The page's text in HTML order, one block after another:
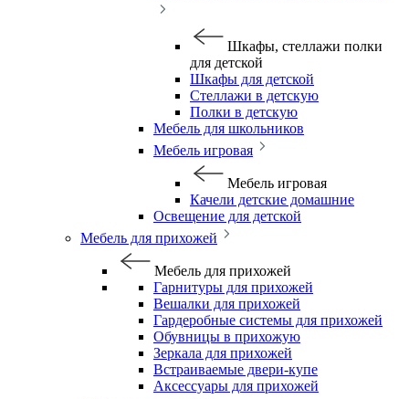
Шкафы, стеллажи полки
для детской
Шкафы для детской
Стеллажи в детскую
Полки в детскую
Мебель для школьников
Мебель игровая
Мебель игровая
Качели детские домашние
Освещение для детской
Мебель для прихожей
Мебель для прихожей
Гарнитуры для прихожей
Вешалки для прихожей
Гардеробные системы для прихожей
Обувницы в прихожую
Зеркала для прихожей
Встраиваемые двери-купе
Аксессуары для прихожей